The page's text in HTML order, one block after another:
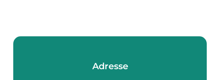
Adresse